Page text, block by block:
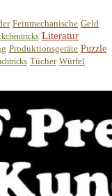
Feinmechanische Geld
Literatur
Produktionsgeräte Puzzle
Tücher Würfel